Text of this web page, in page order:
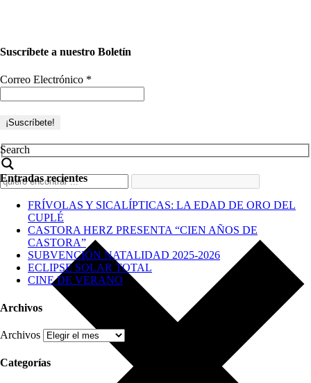
Suscríbete a nuestro Boletín
Correo Electrónico *
Search
Entradas recientes
FRÍVOLAS Y SICALÍPTICAS: LA EDAD DE ORO DEL
CUPLÉ
CASTORA HERZ PRESENTA “CIEN AÑOS DE
CASTORA”
SUBVENCIÓN NATALIDAD 2025-2026
ECLIPSE SOLAR TOTAL
CINE DE VERANO
Archivos
Archivos
Categorías